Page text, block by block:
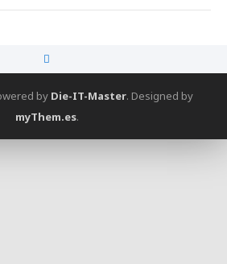
by Die-IT-Master. Designed by
myThem.es.